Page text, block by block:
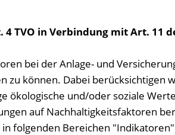
in Verbindung mit Art. 11
bei der Anlage- und
zu können. Dabei berücksichtigen
ökologische und/oder soziale
auf Nachhaltigkeitsfaktoren
folgenden Bereichen